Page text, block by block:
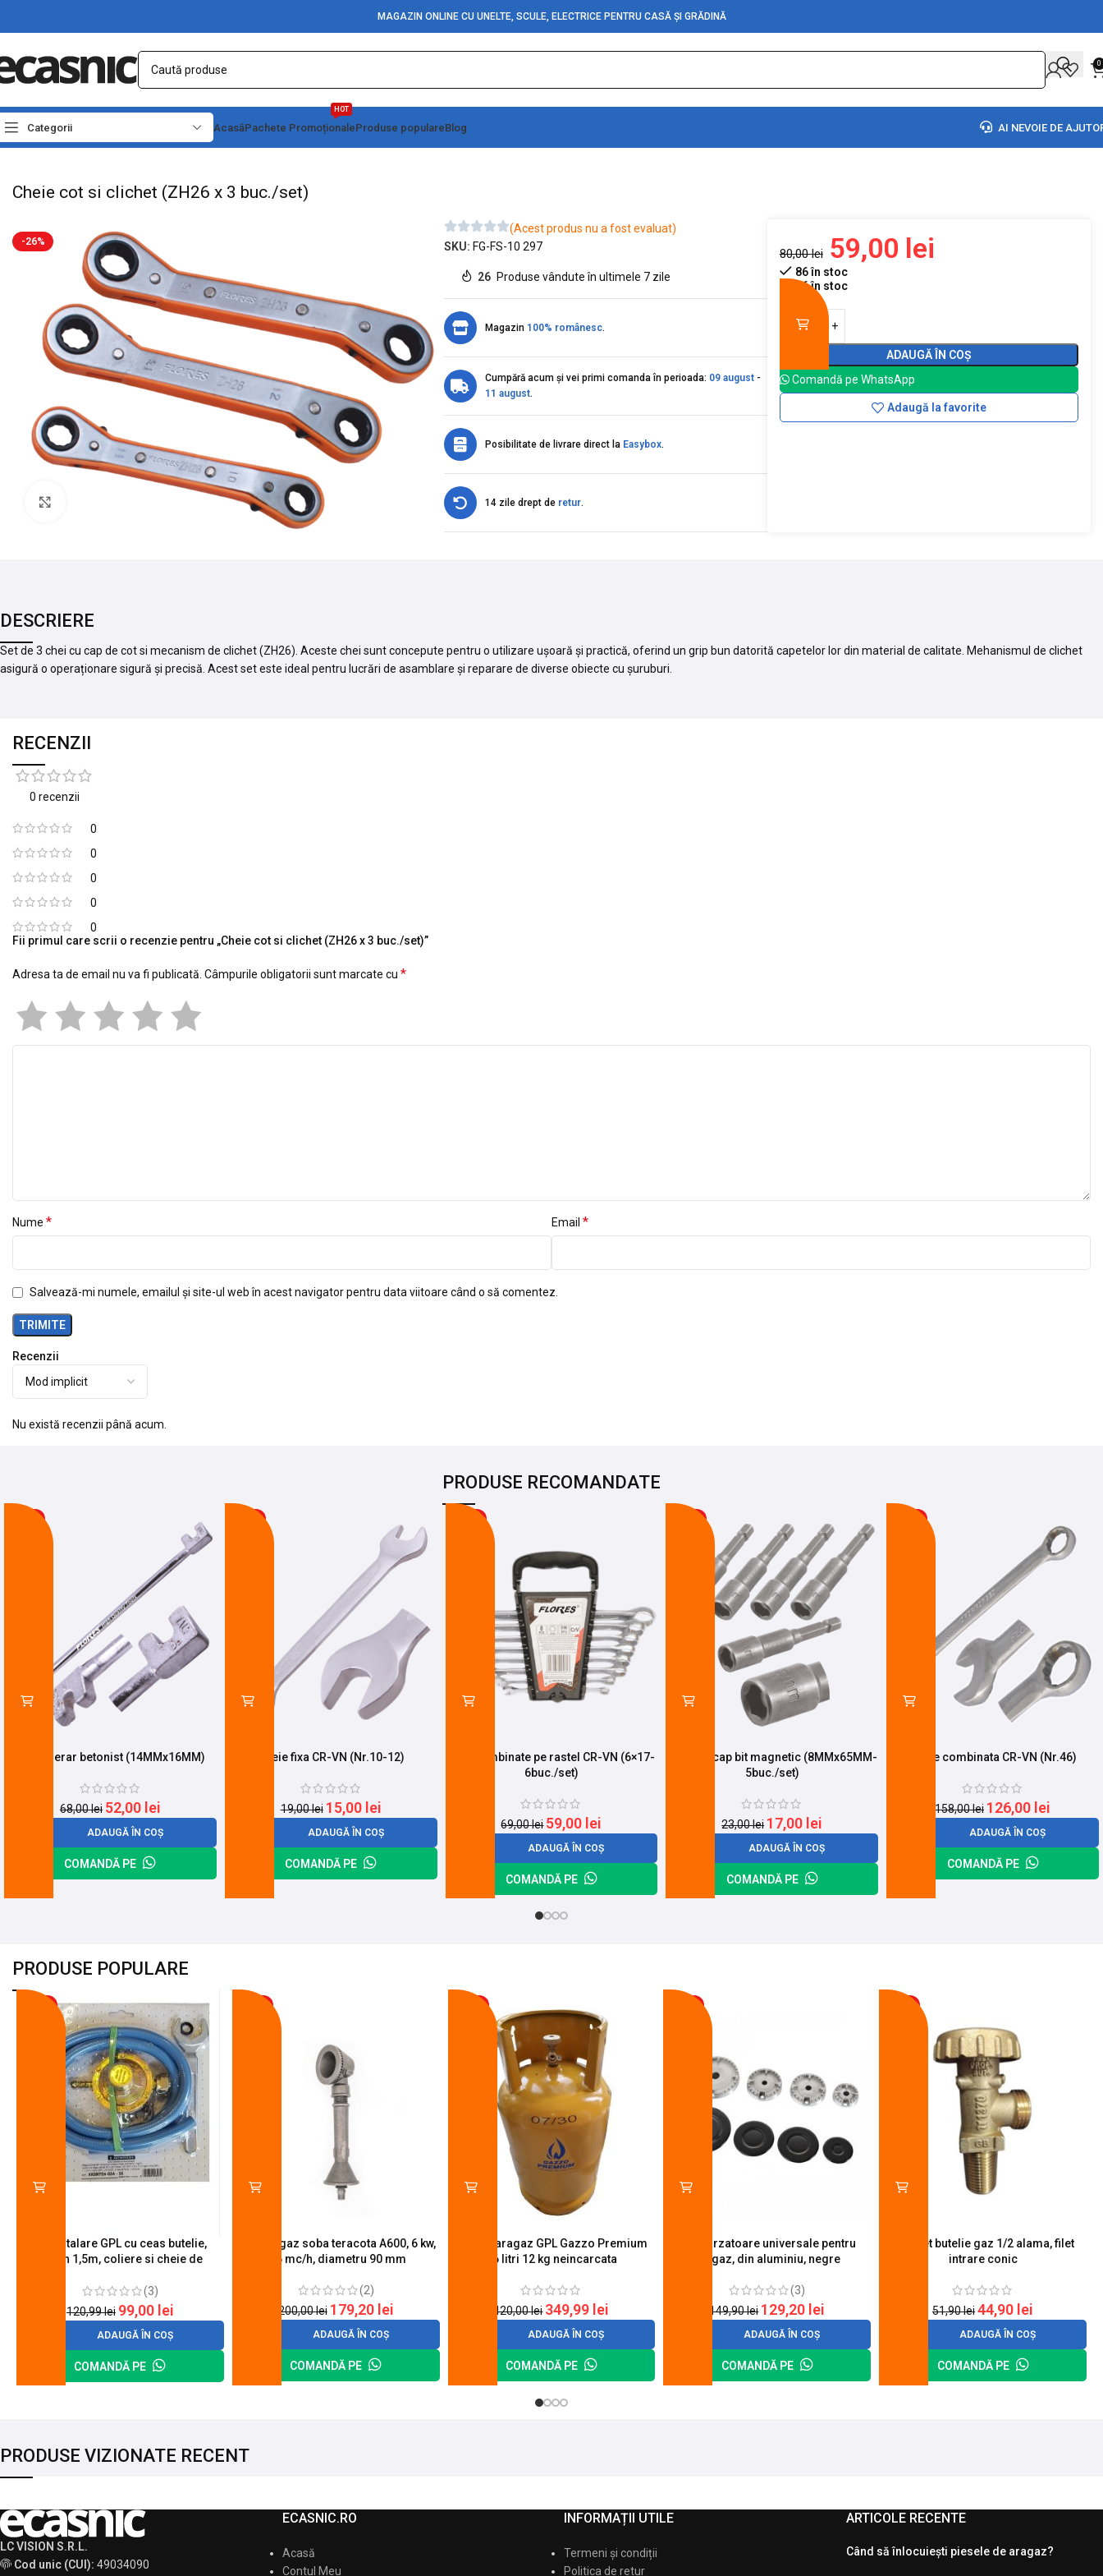
MAGAZIN ONLINE CU UNELTE, SCULE, ELECTRICE PENTRU CASĂ ȘI GRĂDINĂ
0
Categorii AcasăPachete Promoționale
HOT
Produse populareBlog AI NEVOIE DE
Prima pagină Scule - Unelte Chei, capete tubulare si truse
Cheie cot si clichet (ZH26 x 3 buc./set)
-26%
(Acest produs nu a fost evaluat)
SKU: FG-FS-10 297
26 Produse vândute în ultimele 7 zile
Magazin 100% românesc.
Cumpără acum și vei primi comanda în perioada: 09 august-
11 august.
Posibilitate de livrare direct la Easybox.
14 zile drept de retur.
80,00lei 59,00 lei
86 în stoc
86 în stoc
ADAUGĂ ÎN COȘ
Comandă pe WhatsApp
Adaugă la favorite
DESCRIERE
Set de 3 chei cu cap de cot si mecanism de clichet (ZH26). Aceste chei sunt concepute pentru o utilizare ușoară și practică, oferind un grip bun datorită capetelor lor din material de calitate. Mehanismul de clichet
asigură o operaționare sigură și precisă. Acest set este ideal pentru lucrări de asamblare și reparare de diverse obiecte cu șuruburi.
RECENZII
0 recenzii
0
0
0
0
0
Recenzii
Nu există recenzii până acum.
Fii primul care scrii o recenzie pentru „Cheie cot si clichet (ZH26 x 3 buc./set)”
Adresa ta de email nu va fi publicată. Câmpurile obligatorii sunt marcate cu *
Nume * Email *
Salvează-mi numele, emailul și site-ul web în acest navigator pentru data viitoare când o să comentez.
PRODUSE RECOMANDATE
Cheie fierar betonist (14MMx16MM)
68,00lei 52,00 lei
ADAUGĂ ÎN COȘ
COMANDĂ PE
Cheie fixa CR-VN (Nr.10-12)
19,00lei 15,00 lei
ADAUGĂ ÎN COȘ
COMANDĂ PE
Chei combinate pe rastel CR-VN (6×17-
6buc./set)
69,00lei 59,00 lei
ADAUGĂ ÎN COȘ
COMANDĂ PE
Adaptor cap bit magnetic (8MMx65MM-
5buc./set)
23,00lei 17,00 lei
ADAUGĂ ÎN COȘ
COMANDĂ PE
Cheie combinata CR-VN (Nr.46)
158,00lei 126,00 lei
ADAUGĂ ÎN COȘ
COMANDĂ PE
PRODUSE POPULARE
Kit instalare GPL cu ceas butelie,
furtun 1,5m, coliere si cheie de
(3)
120,99lei 99,00 lei
ADAUGĂ ÎN COȘ
COMANDĂ PE
Arzator gaz soba teracota A600, 6 kw,
0.6 mc/h, diametru 90 mm
(2)
200,00lei 179,20 lei
ADAUGĂ ÎN COȘ
COMANDĂ PE
Butelie aragaz GPL Gazzo Premium
26 litri 12 kg neincarcata
420,00lei 349,99 lei
ADAUGĂ ÎN COȘ
COMANDĂ PE
Set 4 arzatoare universale pentru
aragaz, din aluminiu, negre
(3)
149,90lei 129,20 lei
ADAUGĂ ÎN COȘ
COMANDĂ PE
Robinet butelie gaz 1/2 alama, filet
intrare conic
51,90lei44,90 lei
ADAUGĂ ÎN COȘ
COMANDĂ PE
PRODUSE VIZIONATE RECENT
LC VISION S.R.L.
Cod unic (CUI): 49034090
ECASNIC.RO
Acasă
Contul Meu
INFORMAȚII UTILE
Termeni și condiții
Politica de retur
ARTICOLE RECENTE
Când să înlocuiești piesele de aragaz?